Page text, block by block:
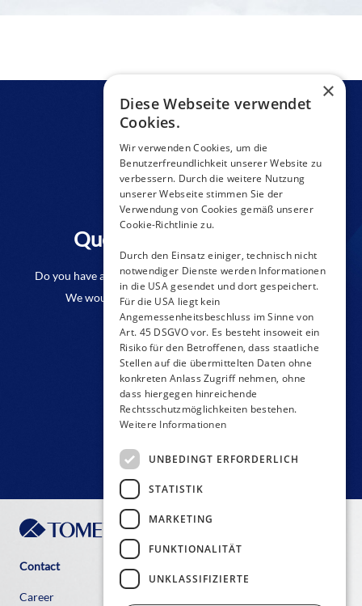
Questions to a product?
Do you have any questions or require further information?
We would be pleased if you send us an inquiry.
CONTACT FORM
Contact
Career
×
Diese Webseite verwendet
Cookies.
Wir verwenden Cookies, um die
Benutzerfreundlichkeit unserer Website zu
verbessern. Durch die weitere Nutzung
unserer Webseite stimmen Sie der
Verwendung von Cookies gemäß unserer
Cookie-Richtlinie zu.
Durch den Einsatz einiger, technisch nicht
notwendiger Dienste werden Informationen
in die USA gesendet und dort gespeichert.
Für die USA liegt kein
Angemessenheitsbeschluss im Sinne von
Art. 45 DSGVO vor. Es besteht insoweit ein
Risiko für den Betroffenen, dass staatliche
Stellen auf die übermittelten Daten ohne
konkreten Anlass Zugriff nehmen, ohne
dass hiergegen hinreichende
Rechtsschutzmöglichkeiten bestehen.
Weitere Informationen
UNBEDINGT ERFORDERLICH
STATISTIK
MARKETING
FUNKTIONALITÄT
UNKLASSIFIZIERTE